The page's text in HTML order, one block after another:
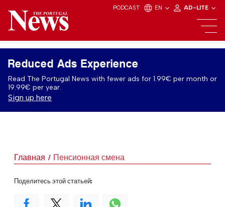
PODCAST EN AD-LITE
Reduced Ads Experience
Read The Portugal News with fewer ads for 1.99€ per month or
19.99€ per year.
Sign up here
Главная Пенсионная смена
Поделитесь этой статьей: